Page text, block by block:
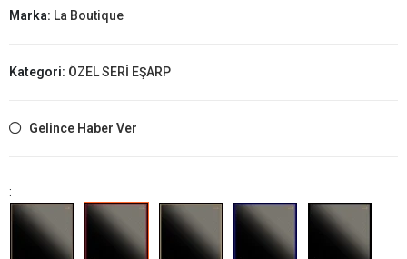
Marka: La Boutique
Kategori: ÖZEL SERİ EŞARP
Gelince Haber Ver
: